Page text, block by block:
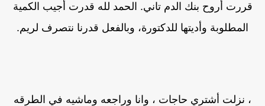
قررت أروح بنك الدم تاني. الحمد لله قدرت أجيب الكمية
المطلوبة وأديتها للدكتورة، وبالفعل قدرنا نتصرف لريم.
، نزلت أشتري حاجات ، وانا وراجعه وماشيه في الطرقه